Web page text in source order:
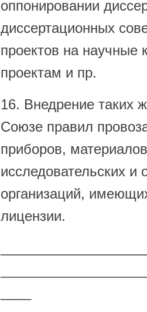
оппонировании
диссертационных
проектов на научные
проектам и пр.
16. Внедрение таких
Союзе правил
приборов,
исследовательских и
организаций,
лицензии.